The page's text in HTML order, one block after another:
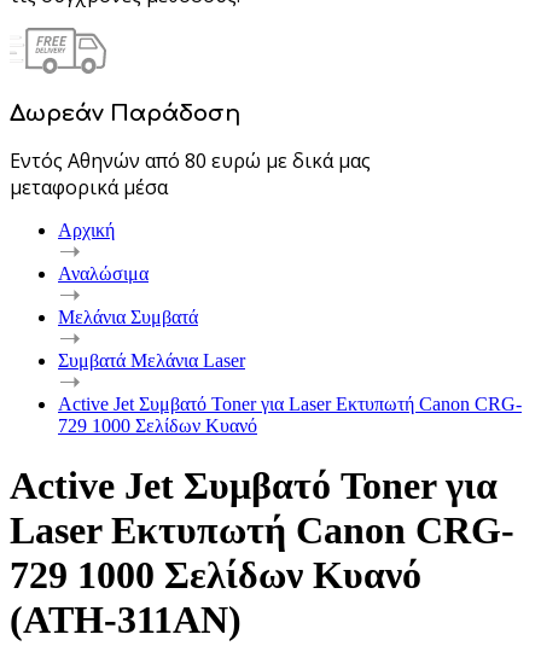
Δωρεάν Παράδοση
Εντός Αθηνών από 80 ευρώ με δικά μας
μεταφορικά μέσα
Αρχική
Αναλώσιμα
Μελάνια Συμβατά
Συμβατά Μελάνια Laser
Active Jet Συμβατό Toner για Laser Εκτυπωτή Canon CRG-
729 1000 Σελίδων Κυανό
Active Jet Συμβατό Toner για
Laser Εκτυπωτή Canon CRG-
729 1000 Σελίδων Κυανό
(ATH-311AN)